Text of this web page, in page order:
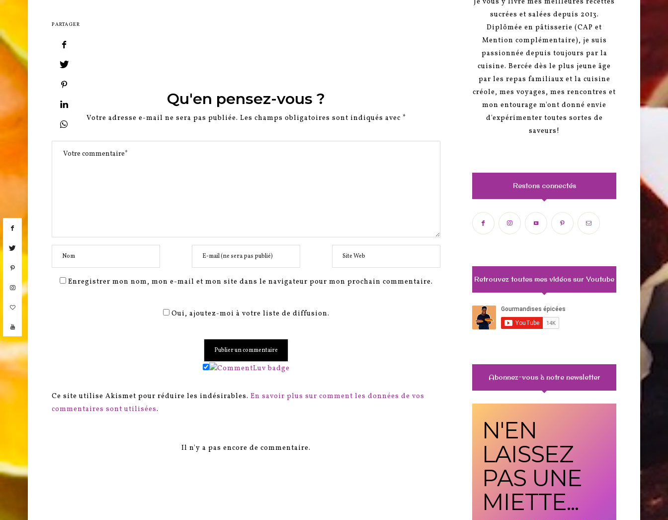
PARTAGER
Qu'en pensez-vous ?
Votre adresse e-mail ne sera pas publiée. Les champs obligatoires sont indiqués avec *
Enregistrer mon nom, mon e-mail et mon site dans le navigateur pour mon prochain commentaire.
Oui, ajoutez-moi à votre liste de diffusion.
Ce site utilise Akismet pour réduire les indésirables. En savoir plus sur comment les données de vos
commentaires sont utilisées.
Il n'y a pas encore de commentaire.
sucrées et salées depuis 2013.
Diplômée en pâtisserie (CAP et
Mention complémentaire), je suis
passionnée depuis toujours par la
cuisine. Bercée dès le plus jeune âge
par les repas familiaux et la cuisine
créole, mes voyages, mes rencontres et
mon entourage m'ont donné envie
d'expérimenter toutes sortes de
saveurs!
Restons connectés
Retrouvez toutes mes vidéos sur Youtube
Abonnez-vous à notre newsletter
N'EN
LAISSEZ
PAS UNE
MIETTE...